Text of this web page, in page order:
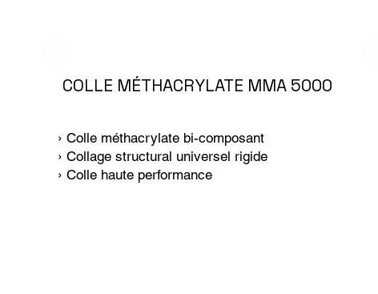
› Colle méthacrylate bi-composant
› Collage structural universel rigide
› Colle haute performance
COLLE MÉTHACRYLATE MMA 5000